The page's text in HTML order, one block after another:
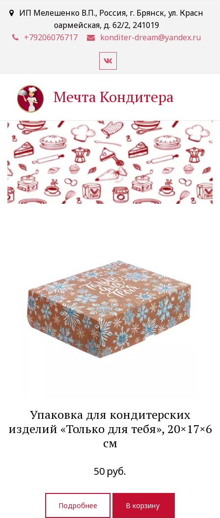
ИП Мелешенко В.П., Россия, г. Брянск, ул. Красн
оармейская, д. 62/2, 241019
+79206076717
konditer-dream@yandex.ru
Мечта Кондитера
Упаковка для кондитерских
изделий «Только для тебя», 20×17×6
см
50 руб.
Подробнее В корзину